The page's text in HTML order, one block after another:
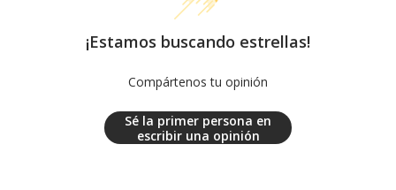
¡Estamos buscando estrellas!
Compártenos tu opinión
Sé la primer persona en
escribir una opinión